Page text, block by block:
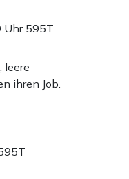
Uhr 595T
leere
ihren Job.